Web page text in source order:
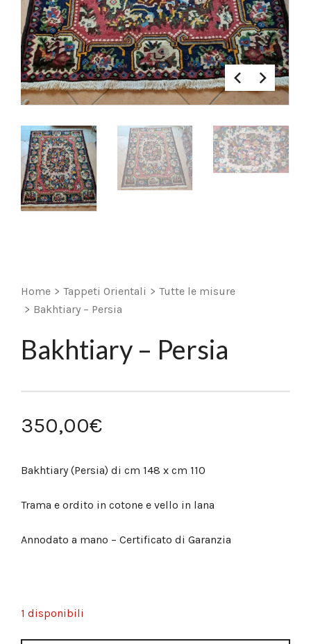
Home > Tappeti Orientali > Tutte le misure
> Bakhtiary – Persia
Bakhtiary – Persia
350,00€
Bakhtiary (Persia) di cm 148 x cm 110
Trama e ordito in cotone e vello in lana
Annodato a mano – Certificato di Garanzia
1 disponibili